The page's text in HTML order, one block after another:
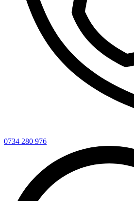
0734 280 976